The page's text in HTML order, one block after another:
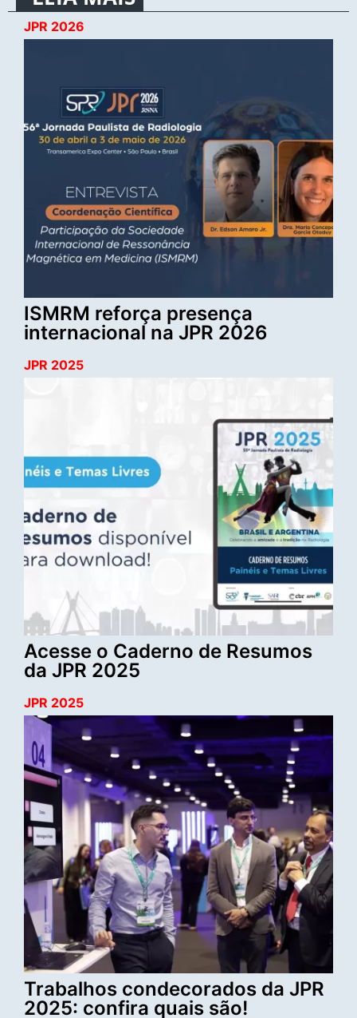
JPR 2026
ISMRM reforça presença
internacional na JPR 2026
JPR 2025
Acesse o Caderno de Resumos
da JPR 2025
JPR 2025
Trabalhos condecorados da JPR
2025: confira quais são!